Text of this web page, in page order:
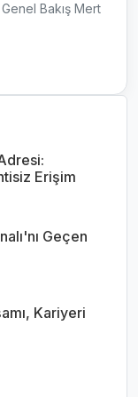
Bakış Mert
Erişim
Geçen
Kariyeri